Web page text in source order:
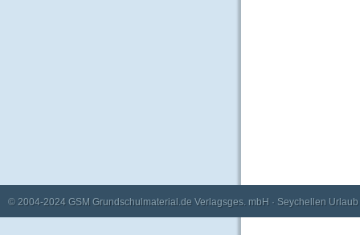
© 2004-2024 GSM Grundschulmaterial.de Verlagsges. mbH · Seychellen Urlaub